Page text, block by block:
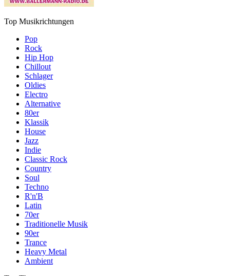
Top Musikrichtungen
Pop
Rock
Hip Hop
Chillout
Schlager
Oldies
Electro
Alternative
80er
Klassik
House
Jazz
Indie
Classic Rock
Country
Soul
Techno
R'n'B
Latin
70er
Traditionelle Musik
90er
Trance
Heavy Metal
Ambient